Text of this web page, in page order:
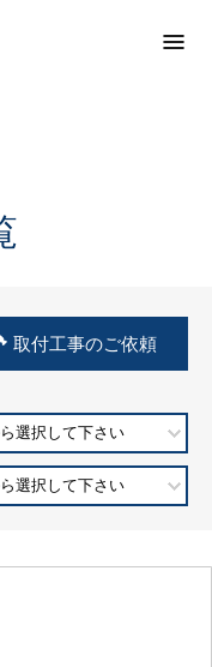
取付工事のご依頼
選択して下さい
選択して下さい